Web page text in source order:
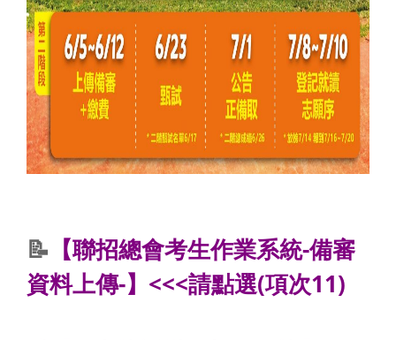
📝 【聯招總會考生作業系統-備審
資料上傳-】<<<請點選(項次11)